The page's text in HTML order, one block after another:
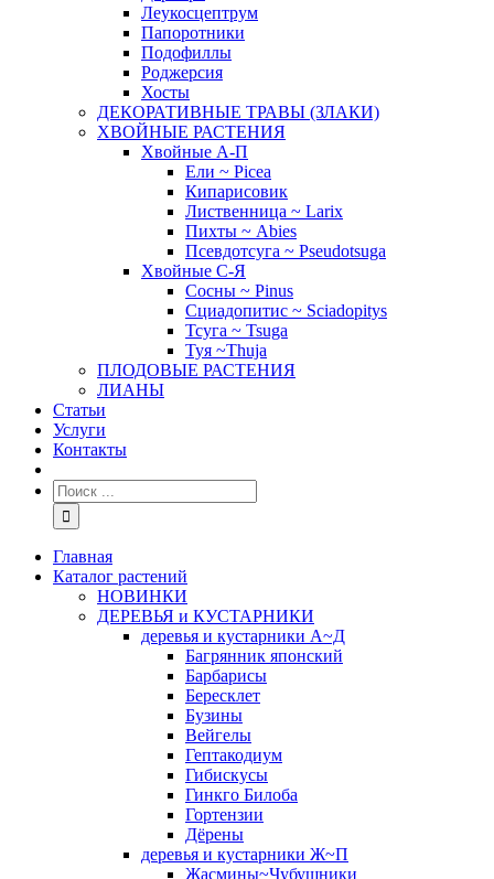
Леукосцептрум
Папоротники
Подофиллы
Роджерсия
Хосты
ДЕКОРАТИВНЫЕ ТРАВЫ (ЗЛАКИ)
ХВОЙНЫЕ РАСТЕНИЯ
Хвойные А-П
Ели ~ Picea
Кипарисовик
Лиственница ~ Larix
Пихты ~ Abies
Псевдотсуга ~ Pseudotsuga
Хвойные С-Я
Сосны ~ Pinus
Сциадопитис ~ Sciadopitys
Тсуга ~ Tsuga
Туя ~Thuja
ПЛОДОВЫЕ РАСТЕНИЯ
ЛИАНЫ
Статьи
Услуги
Контакты
Главная
Каталог растений
НОВИНКИ
ДЕРЕВЬЯ и КУСТАРНИКИ
деревья и кустарники А~Д
Багрянник японский
Барбарисы
Бересклет
Бузины
Вейгелы
Гептакодиум
Гибискусы
Гинкго Билоба
Гортензии
Дёрены
деревья и кустарники Ж~П
Жасмины~Чубушники